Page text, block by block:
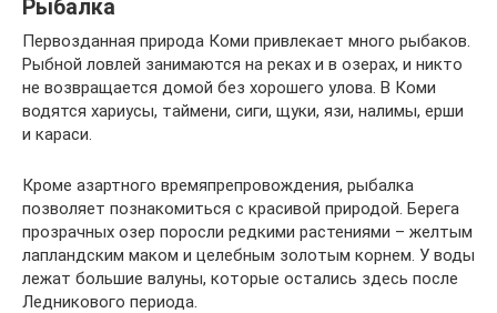
Рыбалка
Первозданная природа Коми привлекает много рыбаков.
Рыбной ловлей занимаются на реках и в озерах, и никто
не возвращается домой без хорошего улова. В Коми
водятся хариусы, таймени, сиги, щуки, язи, налимы, ерши
и караси.
Кроме азартного времяпрепровождения, рыбалка
позволяет познакомиться с красивой природой. Берега
прозрачных озер поросли редкими растениями – желтым
лапландским маком и целебным золотым корнем. У воды
лежат большие валуны, которые остались здесь после
Ледникового периода.